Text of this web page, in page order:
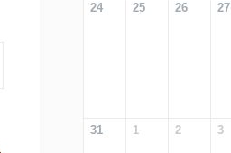
24 25 26 27
31 1 2 3